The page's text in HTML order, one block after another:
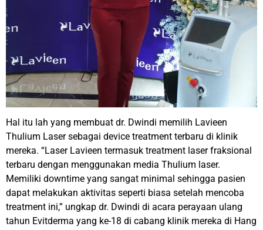
Hal itu lah yang membuat dr. Dwindi memilih Lavieen
Thulium Laser sebagai device treatment terbaru di klinik
mereka. “Laser Lavieen termasuk treatment laser fraksional
terbaru dengan menggunakan media Thulium laser.
Memiliki downtime yang sangat minimal sehingga pasien
dapat melakukan aktivitas seperti biasa setelah mencoba
treatment ini,” ungkap dr. Dwindi di acara perayaan ulang
tahun Evitderma yang ke-18 di cabang klinik mereka di Hang